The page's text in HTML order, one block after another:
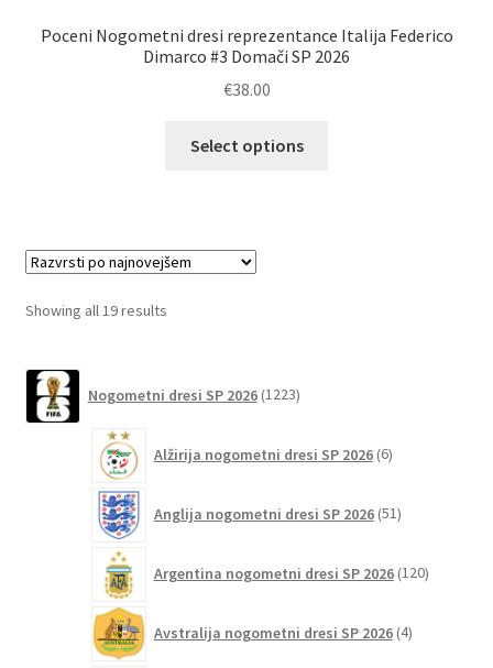
Poceni Nogometni dresi reprezentance Italija Federico
Dimarco #3 Domači SP 2026
€38.00
Select options
Showing all 19 resultsSorted
Nogometni dresi SP 2026 1223izdelkov
Alžirija nogometni dresi SP 2026 6izdelkov
Anglija nogometni dresi SP 2026 51izdelkov
Argentina nogometni dresi SP 2026 120izdelkov
Avstralija nogometni dresi SP 2026 4izdelki